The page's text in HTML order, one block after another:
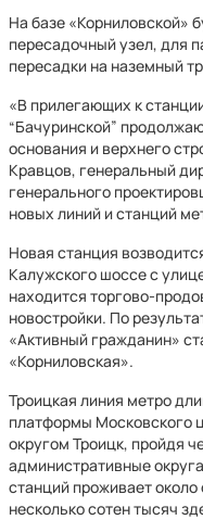
На базе «Корниловской»
пересадочный узел, для
пересадки на наземный
«В прилегающих к
“Бачуринской”
основания и верхнего
Кравцов, генеральный
генерального
новых линий и станций
Новая станция
Калужского шоссе с
находится торгово-
новостройки. По
«Активный гражданин»
«Корниловская».
Троицкая линия метро
платформы Московского
округом Троицк, пройдя
административные
станций проживает
несколько сотен тысяч